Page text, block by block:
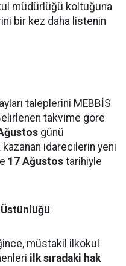
müdürlüğü koltuğuna
bir kez daha listenin
taleplerini MEBBİS
takvime göre
günü
idarecilerin yeni
17 Ağustos tarihiyle
müstakil ilkokul
ilk sıradaki hak